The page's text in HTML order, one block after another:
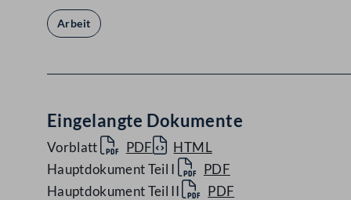
Arbeit
Eingelangte Dokumente
Vorblatt PDF
HTML
Hauptdokument Teil I
PDF
Hauptdokument Teil II
PDF